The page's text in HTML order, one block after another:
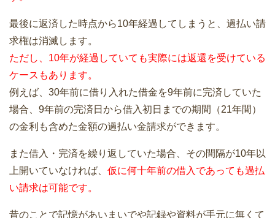
最後に返済した時点から10年経過してしまうと、過払い請
求権は消滅します。
ただし、10年が経過していても実際には返還を受けている
ケースもあります。
例えば、30年前に借り入れた借金を9年前に完済していた
場合、9年前の完済日から借入初日までの期間（21年間）
の金利も含めた金額の過払い金請求ができます。
また借入・完済を繰り返していた場合、その間隔が10年以
上開いていなければ、 仮に何十年前の借入であっても過払
い請求は可能です。
昔のことで記憶があいまいでや記録や資料が手元に無くて